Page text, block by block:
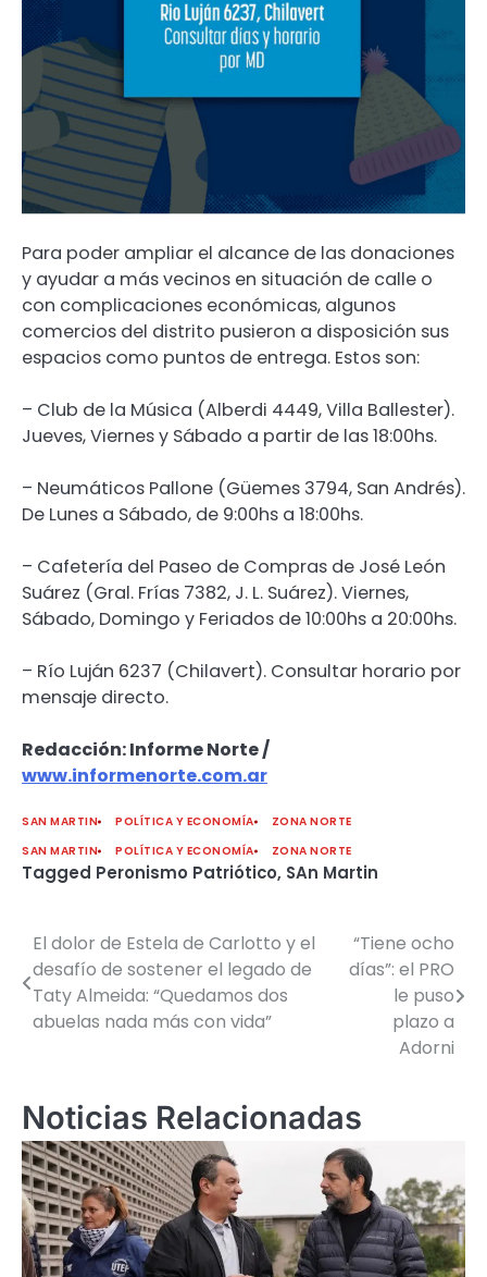
Para poder ampliar el alcance de las donaciones
y ayudar a más vecinos en situación de calle o
con complicaciones económicas, algunos
comercios del distrito pusieron a disposición sus
espacios como puntos de entrega. Estos son:
– Club de la Música (Alberdi 4449, Villa Ballester).
Jueves, Viernes y Sábado a partir de las 18:00hs.
– Neumáticos Pallone (Güemes 3794, San Andrés).
De Lunes a Sábado, de 9:00hs a 18:00hs.
– Cafetería del Paseo de Compras de José León
Suárez (Gral. Frías 7382, J. L. Suárez). Viernes,
Sábado, Domingo y Feriados de 10:00hs a 20:00hs.
– Río Luján 6237 (Chilavert). Consultar horario por
mensaje directo.
Redacción: Informe Norte /
www.informenorte.com.ar
SAN MARTIN POLÍTICA Y ECONOMÍA
ZONA NORTE
SAN MARTIN
POLÍTICA Y ECONOMÍA ZONA NORTE
Tagged Peronismo Patriótico, SAn Martin
Navegación
de
entradas
El dolor de Estela de Carlotto y el
desafío de sostener el legado de
Taty Almeida: “Quedamos dos
abuelas nada más con vida”
“Tiene ocho
días”: el PRO
le puso
plazo a
Adorni
Noticias Relacionadas